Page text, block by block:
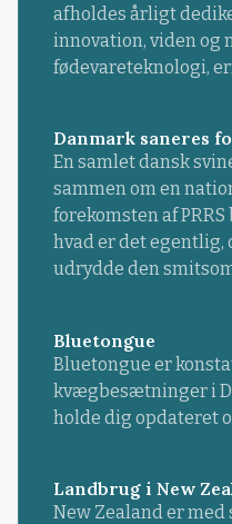
afholdes årligt
innovation, viden og
fødevareteknologi,
Danmark saneres
En samlet dansk
sammen om en
forekomsten af
hvad er det
udrydde den
Bluetongue
Bluetongue er
kvægbesætninger i
holde dig opdateret
Landbrug i New
New Zealand er med